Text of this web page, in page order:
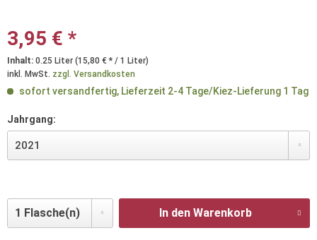
3,95 € *
Inhalt: 0.25 Liter (15,80 € * / 1 Liter)
inkl. MwSt. zzgl. Versandkosten
sofort versandfertig, Lieferzeit 2-4 Tage/Kiez-Lieferung 1 Tag
Jahrgang:
In den Warenkorb